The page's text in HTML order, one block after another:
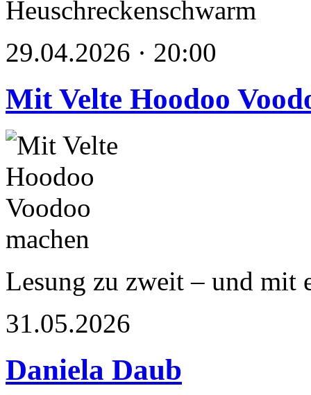
Heuschreckenschwarm
29.04.2026 · 20:00
Mit Velte Hoodoo
Lesung zu zweit – und mit
31.05.2026
Daniela Daub